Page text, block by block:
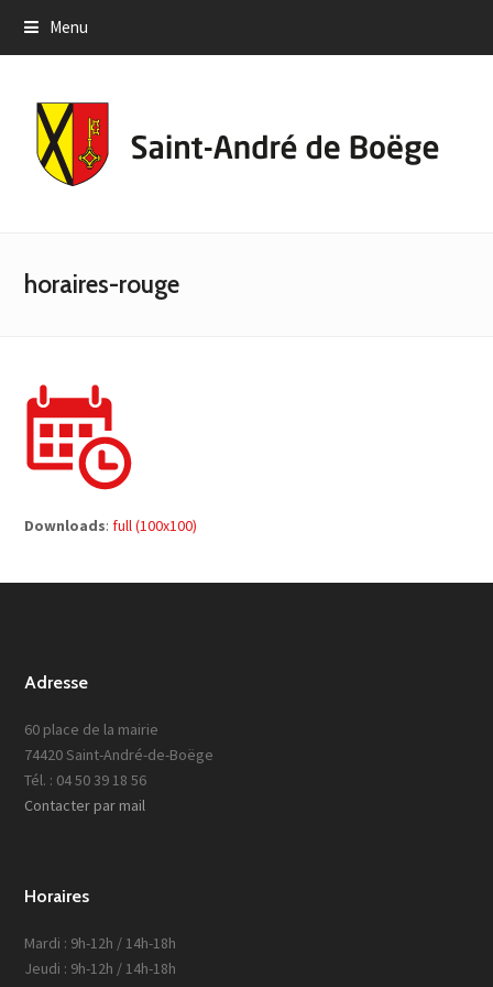
Menu
horaires-rouge
Downloads: full (100x100)
Adresse
60 place de la mairie
74420 Saint-André-de-Boëge
Tél. : 04 50 39 18 56
Contacter par mail
Horaires
Mardi : 9h-12h / 14h-18h
Jeudi : 9h-12h / 14h-18h